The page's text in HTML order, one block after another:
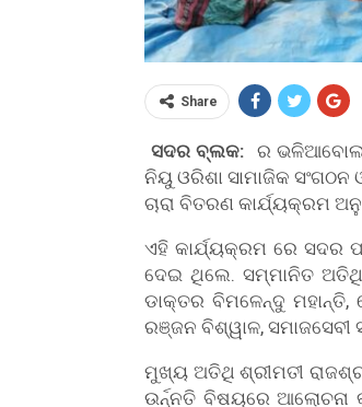
Share
ସଦର ବ୍ଲକ: ର
ନିୟୁ ଓରିଶା ସାମାଜିକ
ଚାରା ବିତରଣ କାର୍ଯ୍ୟକ୍ରମ
ଏହି କାର୍ଯ୍ୟକ୍ରମ ରେ ସଦର
ଦେଇ ଥିଲେ. ସମ୍ମାନିତ ଅତିଥି
ଡାକ୍ତର ବିମଳେନ୍ଦୁ ମହାନ୍ତି,
ରଞ୍ଜନ ବିଶ୍ୱାଳ,
ମୁଖ୍ୟ ଅତିଥି ଶ୍ରୀମତୀ
ଉର୍ନ୍ନତି ବିଷୟରେ ଆଲୋଚନା